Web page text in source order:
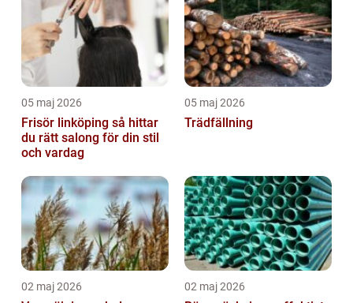
05 maj 2026
Frisör linköping så hittar
du rätt salong för din stil
och vardag
05 maj 2026
Trädfällning
02 maj 2026 02 maj 2026